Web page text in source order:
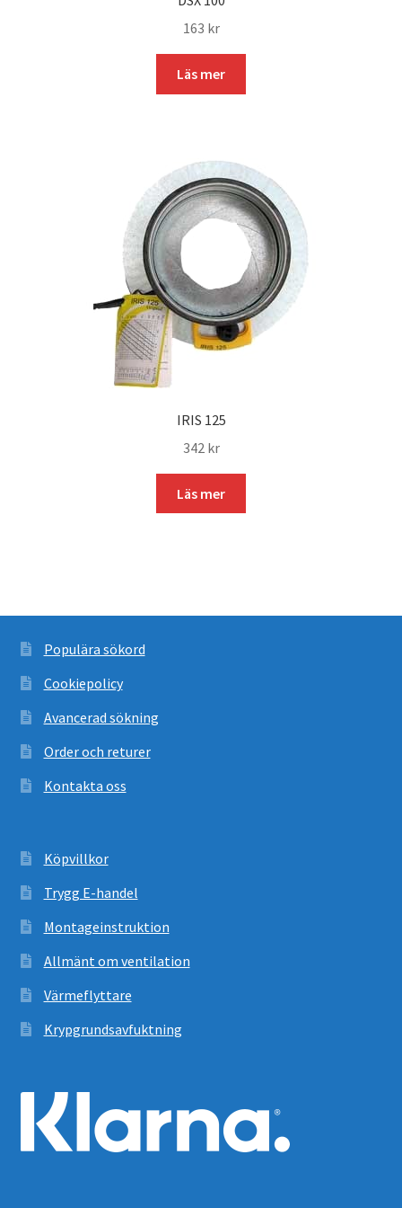
163 kr
Läs mer
IRIS 125
342 kr
Läs mer
Populära sökord
Cookiepolicy
Avancerad sökning
Order och returer
Kontakta oss
Köpvillkor
Trygg E-handel
Montageinstruktion
Allmänt om ventilation
Värmeflyttare
Krypgrundsavfuktning